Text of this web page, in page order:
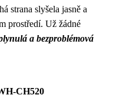
strana slyšela jasně a
prostředí. Už žádné
a bezproblémová
CH520